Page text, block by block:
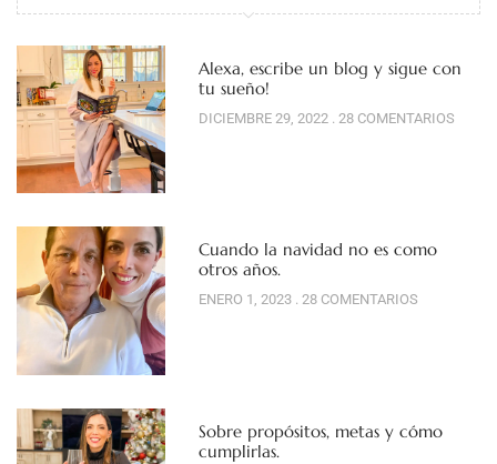
Alexa, escribe un blog y sigue con
tu sueño!
DICIEMBRE 29, 2022 28 COMENTARIOS
Cuando la navidad no es como
otros años.
ENERO 1, 2023 28 COMENTARIOS
Sobre propósitos, metas y cómo
cumplirlas.